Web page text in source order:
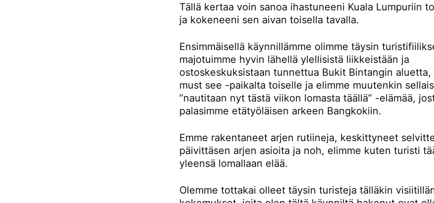
Tällä kertaa voin sanoa ihastuneeni Kuala Lumpuriin
ja kokeneeni sen aivan toisella tavalla.
Ensimmäisellä käynnillämme olimme täysin
majotuimme hyvin lähellä ylellisistä liikkeistään ja
ostoskeskuksistaan tunnettua Bukit Bintangin aluetta,
must see -paikalta toiselle ja elimme muutenkin
”nautitaan nyt tästä viikon lomasta täällä” -elämää,
palasimme etätyöläisen arkeen Bangkokiin.
Emme rakentaneet arjen rutiineja, keskittyneet
päivittäsen arjen asioita ja noh, elimme kuten turisti
yleensä lomallaan elää.
Olemme tottakai olleet täysin turisteja tälläkin